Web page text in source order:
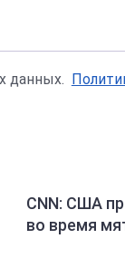
данных.
CNN: США
во время